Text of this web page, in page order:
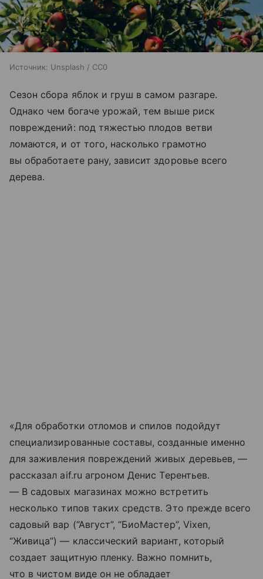
Источник: Unsplash / CC0
Сезон сбора яблок и груш в самом разгаре.
Однако чем богаче урожай, тем выше риск
повреждений: под тяжестью плодов ветви
ломаются, и от того, насколько грамотно
вы обработаете рану, зависит здоровье всего
дерева.
«Для обработки отломов и спилов подойдут
специализированные составы, созданные именно
для заживления повреждений живых деревьев, —
рассказал aif.ru агроном Денис Терентьев.
— В садовых магазинах можно встретить
несколько типов таких средств. Это прежде всего
садовый вар (“Август”, “БиоМастер”, Vixen,
“Живица”) — классический вариант, который
создает защитную пленку. Важно помнить,
что в чистом виде он не обладает